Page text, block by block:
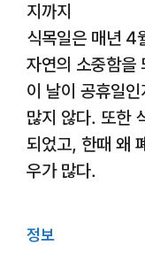
지까지
식목일은 매년 4
자연의 소중함을
이 날이 공휴일
많지 않다. 또한
되었고, 한때 왜
우가 많다.
정보